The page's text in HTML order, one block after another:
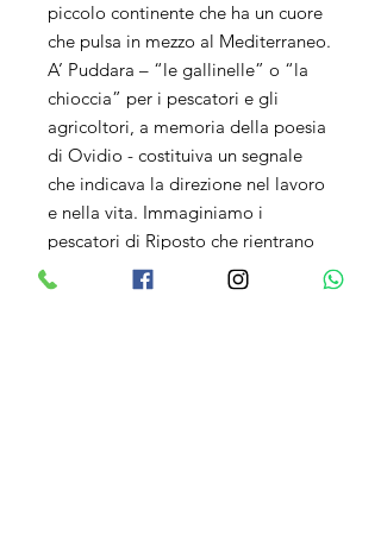
piccolo continente che ha un cuore
che pulsa in mezzo al Mediterraneo.
A’ Puddara – “le gallinelle” o “la
chioccia” per i pescatori e gli
agricoltori, a memoria della poesia
di Ovidio - costituiva un segnale
che indicava la direzione nel lavoro
e nella vita. Immaginiamo i
pescatori di Riposto che rientrano
dal mare e che, guardando in alto
sul vulcano, avvistano le Pleiadi